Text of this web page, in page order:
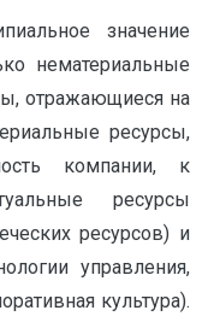
значение
нематериальные
отражающиеся на
ресурсы,
компании, к
ресурсы
ресурсов) и
управления,
культура).